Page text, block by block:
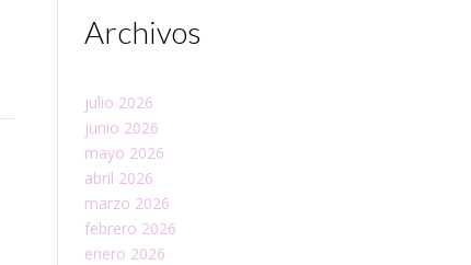
Archivos
julio 2026
junio 2026
mayo 2026
abril 2026
marzo 2026
febrero 2026
enero 2026